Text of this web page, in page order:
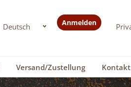
Anmelden
Versand/Zustellung Kontakt